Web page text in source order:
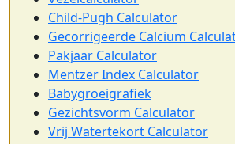
Child-Pugh Calculator
Gecorrigeerde Calcium
Pakjaar Calculator
Mentzer Index Calculator
Babygroeigrafiek
Gezichtsvorm Calculator
Vrij Watertekort Calculator